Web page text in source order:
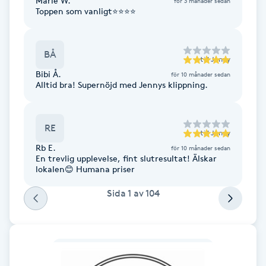
Fransk manikyr
Frekvensterapi
Friskvårdsmassage
Funktionsanalys
Toppen som vanligt⭐️⭐️⭐️⭐️
BÅ till Jenny
Bibi Å. för 10 månader sedan
Alltid bra! Supernöjd med Jennys klippning.
RE till Jenny
Rb E. för 10 månader sedan
En trevlig upplevelse, fint slutresultat! Älskar
lokalen😊 Humana priser
Sida 1 av104